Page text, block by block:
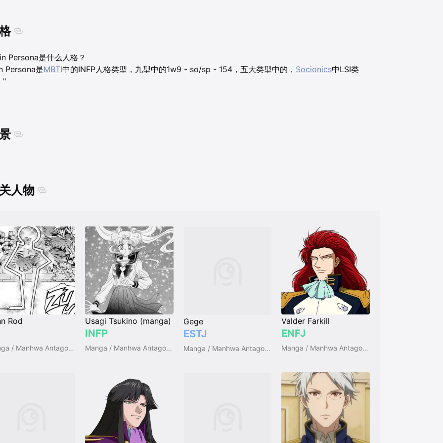
Persona是什么人格？
Persona是MBTI中的INFP人格类型，九型中的1w9 - so/sp - 154，五大类型中的， Socionics中LSI类
"
人物
Rod
Manga / Manhwa Antagonists
Usagi Tsukino (manga)
INFP
Manga / Manhwa Antagonists
Gege
ESTJ
Manga / Manhwa Antagonists
Valder Farkill
ENFJ
Manga / Manhwa Antagonists